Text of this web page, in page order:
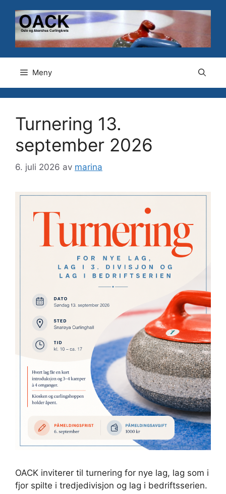
innhold
Meny
Turnering 13.
september 2026
6. juli 2026 av marina
OACK inviterer til turnering for nye lag, lag som i
fjor spilte i tredjedivisjon og lag i bedriftsserien.